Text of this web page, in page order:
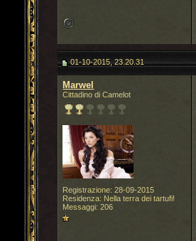
01-10-2015, 23.20.31
Marwel
Cittadino di Camelot
Registrazione: 28-09-2015
Residenza: Nella terra dei tartufi!
Messaggi: 206